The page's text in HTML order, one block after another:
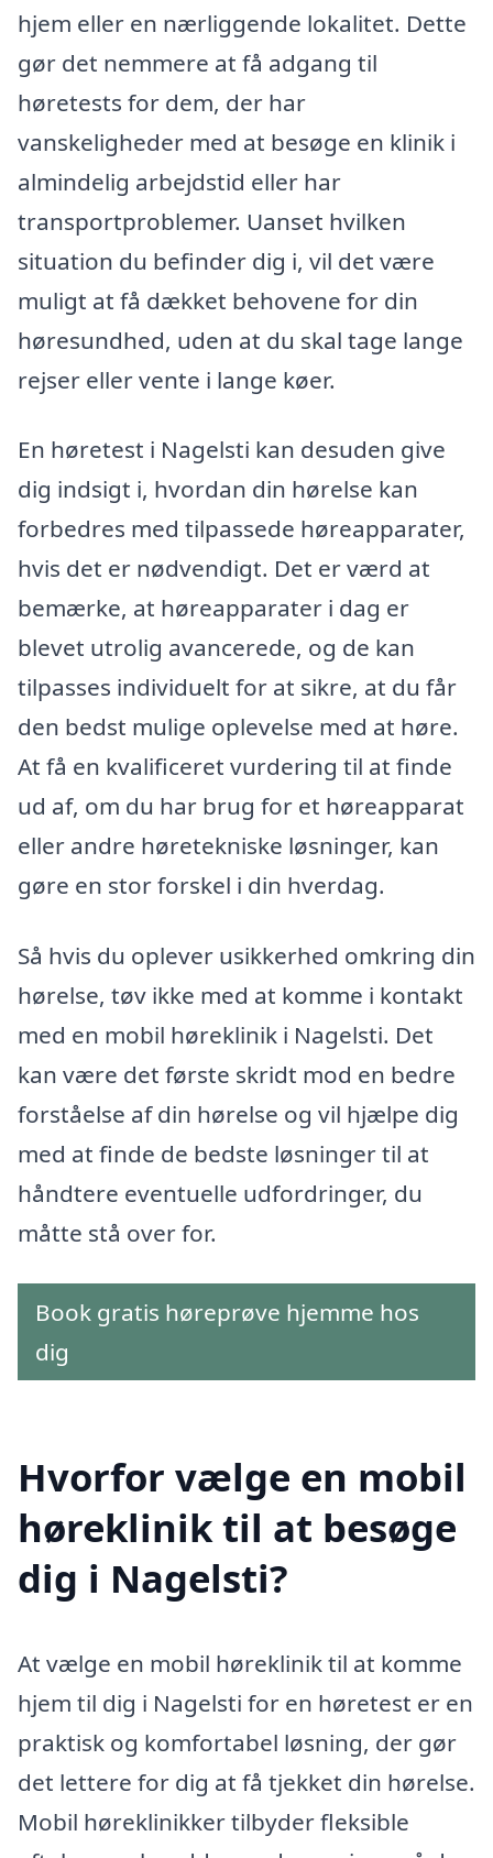
hjem eller en nærliggende lokalitet. Dette
gør det nemmere at få adgang til
høretests for dem, der har
vanskeligheder med at besøge en klinik i
almindelig arbejdstid eller har
transportproblemer. Uanset hvilken
situation du befinder dig i, vil det være
muligt at få dækket behovene for din
høresundhed, uden at du skal tage lange
rejser eller vente i lange køer.
En høretest i Nagelsti kan desuden give
dig indsigt i, hvordan din hørelse kan
forbedres med tilpassede høreapparater,
hvis det er nødvendigt. Det er værd at
bemærke, at høreapparater i dag er
blevet utrolig avancerede, og de kan
tilpasses individuelt for at sikre, at du får
den bedst mulige oplevelse med at høre.
At få en kvalificeret vurdering til at finde
ud af, om du har brug for et høreapparat
eller andre høretekniske løsninger, kan
gøre en stor forskel i din hverdag.
Så hvis du oplever usikkerhed omkring din
hørelse, tøv ikke med at komme i kontakt
med en mobil høreklinik i Nagelsti. Det
kan være det første skridt mod en bedre
forståelse af din hørelse og vil hjælpe dig
med at finde de bedste løsninger til at
håndtere eventuelle udfordringer, du
måtte stå over for.
Book gratis høreprøve hjemme hos
dig
Hvorfor vælge en mobil
høreklinik til at besøge
dig i Nagelsti?
At vælge en mobil høreklinik til at komme
hjem til dig i Nagelsti for en høretest er en
praktisk og komfortabel løsning, der gør
det lettere for dig at få tjekket din hørelse.
Mobil høreklinikker tilbyder fleksible